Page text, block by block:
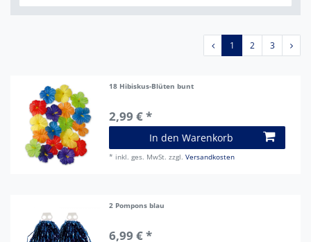
1 2 3
18 Hibiskus-Blüten bunt
2,99 € *
In den Warenkorb
* inkl. ges. MwSt. zzgl.Versandkosten
2 Pompons blau
6,99 € *